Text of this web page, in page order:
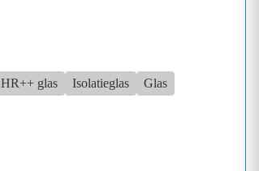
HR++ glas Isolatieglas Glas